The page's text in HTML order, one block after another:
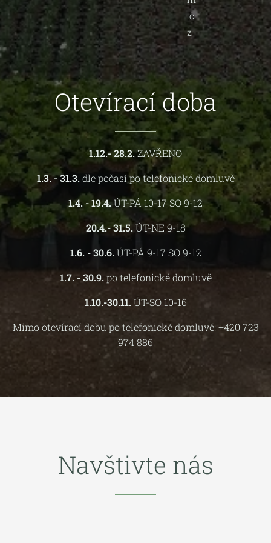
.c
z
Otevírací doba
1.12.- 28.2.ZAVŘENO
1.3. - 31.3.dle počasí po telefonické domluvě
1.4. - 19.4.ÚT-PÁ 10-17 SO 9-12
20.4.- 31.5.ÚT-NE 9-18
1.6. - 30.6.ÚT-PÁ 9-17 SO 9-12
1.7. - 30.9.po telefonické domluvě
1.10.-30.11.ÚT-SO 10-16
Mimo otevírací dobu po telefonické domluvě: +420 723
974 886
Navštivte nás